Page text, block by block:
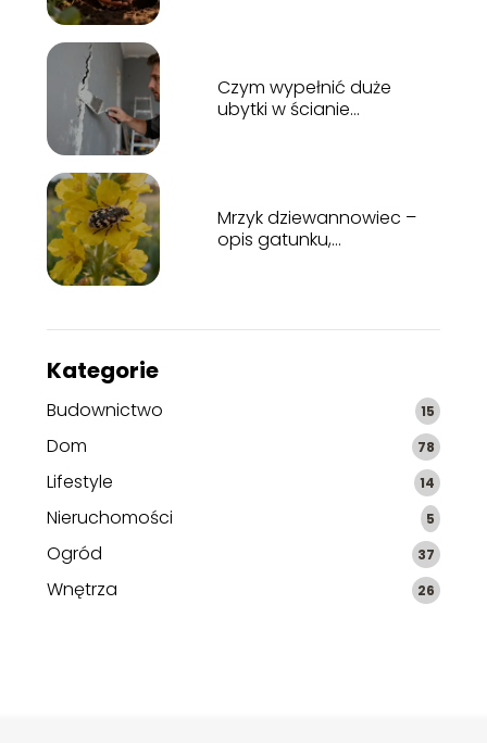
Czym wypełnić duże
ubytki w ścianie
Mrzyk dziewannowiec –
opis gatunku,
Kategorie
Budownictwo 15
Dom 78
Lifestyle 14
Nieruchomości 5
Ogród 37
Wnętrza 26